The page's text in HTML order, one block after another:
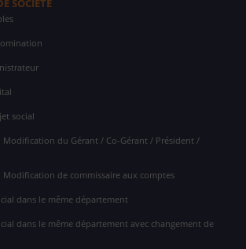
SOCIÉTÉ
social
du Gérant / Co-Gérant / Président /
de commissaire aux comptes
dans le même département
dans le même département avec changement de